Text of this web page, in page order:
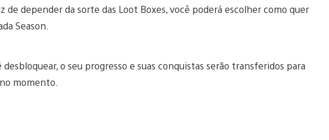
de depender da sorte das Loot Boxes, você poderá escolher como quer
Season.
o seu progresso e suas conquistas serão transferidos para
momento.